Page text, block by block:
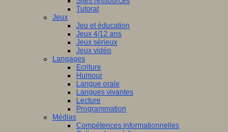
Tutorat
Jeux
Jeu et éducation
Jeux 4/12 ans
Jeux sérieux
Jeux vidéo
Langages
Ecriture
Humour
Langue orale
Langues vivantes
Lecture
Programmation
Médias
Compétences informationnelles